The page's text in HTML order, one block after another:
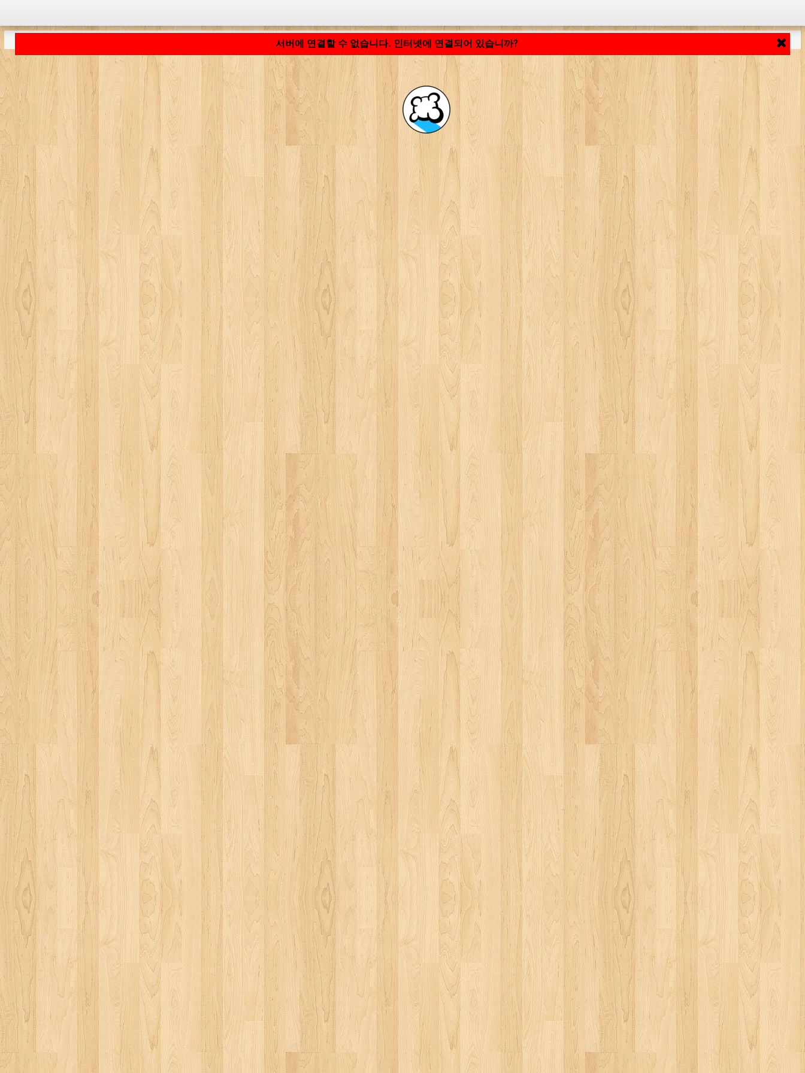
서버에 연결할 수 없습니다. 인터넷에 연결되어 있습니까?
응용 프로그램 로딩 중... ...